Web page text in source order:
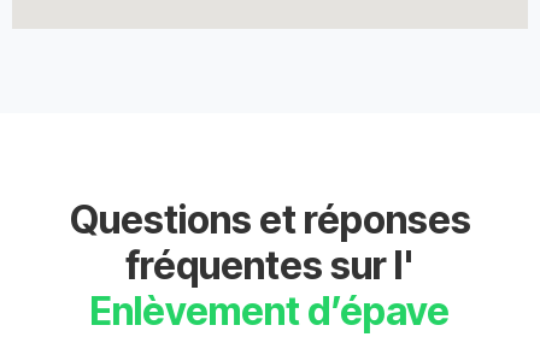
Questions et réponses
fréquentes sur l'
Enlèvement d’épave